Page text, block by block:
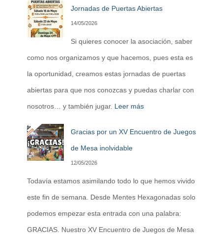
Jornadas de Puertas Abiertas
14/05/2026
Si quieres conocer la asociación, saber
como nos organizamos y que hacemos, pues esta es
la oportunidad, creamos estas jornadas de puertas
abiertas para que nos conozcas y puedas charlar con
nosotros… y también jugar. Leer más
Gracias por un XV Encuentro de Juegos
de Mesa inolvidable
12/05/2026
Todavía estamos asimilando todo lo que hemos vivido
este fin de semana. Desde Mentes Hexagonadas solo
podemos empezar esta entrada con una palabra:
GRACIAS. Nuestro XV Encuentro de Juegos de Mesa